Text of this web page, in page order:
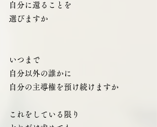
自分に還ることを
選びますか
いつまで
自分以外の誰かに
自分の主導権を預け続けますか
これをしている限り